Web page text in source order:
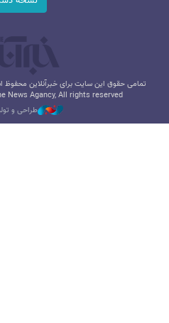
تمامی حقوق این سایت برای خبرآنلاین محفوظ
News Agancy, All rights reserved
طراحی و